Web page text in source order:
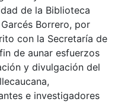
de la Biblioteca
Borrero, por
con la Secretaría de
de aunar esfuerzos
y divulgación del
e investigadores